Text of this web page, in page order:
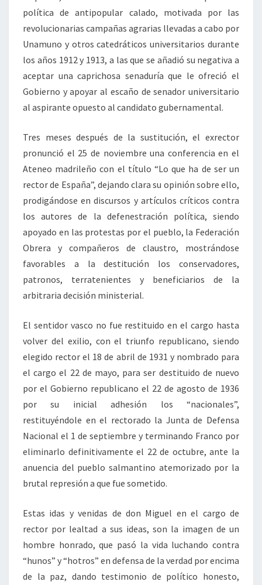
política de antipopular calado, motivada por las
revolucionarias campañas agrarias llevadas a cabo por
Unamuno y otros catedráticos universitarios durante
los años 1912 y 1913, a las que se añadió su negativa a
aceptar una caprichosa senaduría que le ofreció el
Gobierno y apoyar al escaño de senador universitario
al aspirante opuesto al candidato gubernamental.
Tres meses después de la sustitución, el exrector
pronunció el 25 de noviembre una conferencia en el
Ateneo madrileño con el título “Lo que ha de ser un
rector de España”, dejando clara su opinión sobre ello,
prodigándose en discursos y artículos críticos contra
los autores de la defenestración política, siendo
apoyado en las protestas por el pueblo, la Federación
Obrera y compañeros de claustro, mostrándose
favorables a la destitución los conservadores,
patronos, terratenientes y beneficiarios de la
arbitraria decisión ministerial.
El sentidor vasco no fue restituido en el cargo hasta
volver del exilio, con el triunfo republicano, siendo
elegido rector el 18 de abril de 1931 y nombrado para
el cargo el 22 de mayo, para ser destituido de nuevo
por el Gobierno republicano el 22 de agosto de 1936
por su inicial adhesión los “nacionales”,
restituyéndole en el rectorado la Junta de Defensa
Nacional el 1 de septiembre y terminando Franco por
eliminarlo definitivamente el 22 de octubre, ante la
anuencia del pueblo salmantino atemorizado por la
brutal represión a que fue sometido.
Estas idas y venidas de don Miguel en el cargo de
rector por lealtad a sus ideas, son la imagen de un
hombre honrado, que pasó la vida luchando contra
“hunos” y “hotros” en defensa de la verdad por encima
de la paz, dando testimonio de político honesto,